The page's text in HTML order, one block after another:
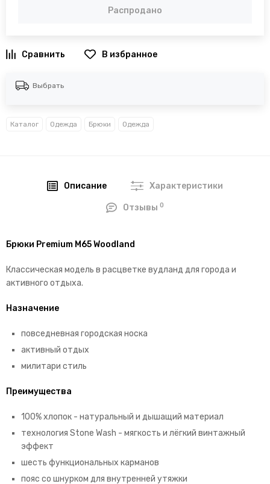
Распродано
В избранное
Выбрать
Каталог Одежда Брюки Одежда
Описание Характеристики
Отзывы0
Брюки Premium M65 Woodland
Классическая модель в расцветке вудланд для города и
активного отдыха.
Назначение
повседневная городская носка
активный отдых
милитари стиль
Преимущества
100% хлопок - натуральный и дышащий материал
технология Stone Wash - мягкость и лёгкий винтажный
эффект
шесть функциональных карманов
пояс со шнурком для внутренней утяжки